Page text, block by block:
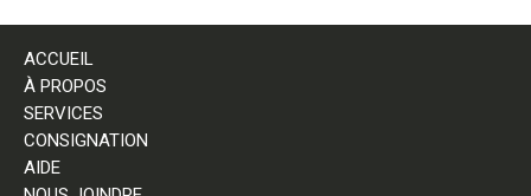
ACCUEIL
À PROPOS
SERVICES
CONSIGNATION
AIDE